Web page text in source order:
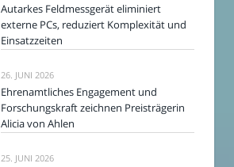
Autarkes Feldmessgerät eliminiert
externe PCs, reduziert Komplexität und
Einsatzzeiten
26. JUNI 2026
Ehrenamtliches Engagement und
Forschungskraft zeichnen Preisträgerin
Alicia von Ahlen
25. JUNI 2026